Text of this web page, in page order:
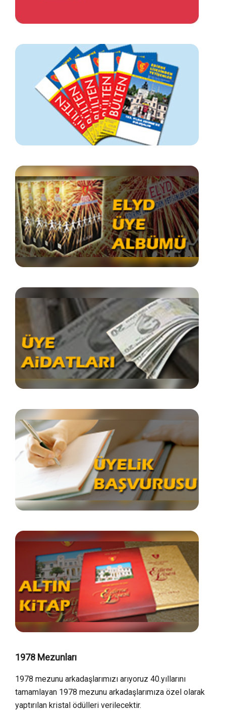
1978 Mezunları
1978 mezunu arkadaşlarımızı arıyoruz 40.yıllarını
tamamlayan 1978 mezunu arkadaşlarımıza özel olarak
yaptırılan kristal ödülleri verilecektir.